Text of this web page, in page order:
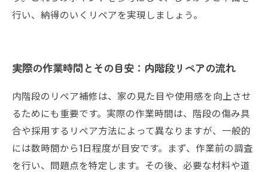
行い、納得のいくリペアを実現しましょう。
実際の作業時間とその目安：内階段リペアの流れ
内階段のリペア補修は、家の見た目や使用感を向上させ
るためにも重要です。実際の作業時間は、階段の傷み具
合や採用するリペア方法によって異なりますが、一般的
には数時間から1日程度が目安です。まず、作業前の調査
を行い、問題点を特定します。その後、必要な材料や道